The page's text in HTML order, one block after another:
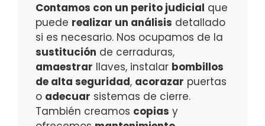
Contamos con un perito judicial que
puede realizar un análisis detallado
si es necesario. Nos ocupamos de la
sustitución de cerraduras,
amaestrar llaves, instalar bombillos
de alta seguridad, acorazar puertas
o adecuar sistemas de cierre.
También creamos copias y